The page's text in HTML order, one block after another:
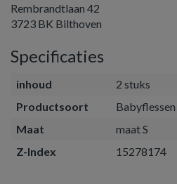
Rembrandtlaan 42
3723 BK Bilthoven
Specificaties
inhoud
2 stuks
Productsoort
Maat
maat S
Z-Index
15278174